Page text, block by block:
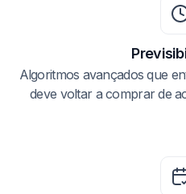
Algoritmos avançados que
deve voltar a comprar de